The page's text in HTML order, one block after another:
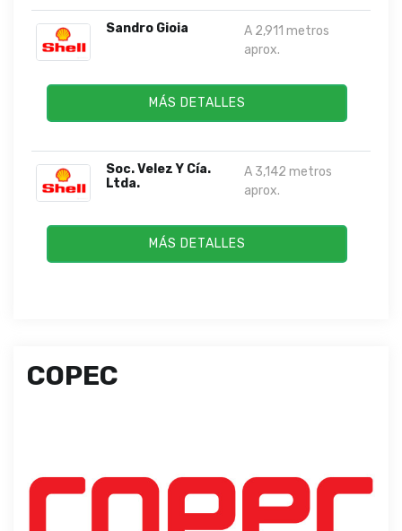
Sandro Gioia
A 2,911 metros
aprox.
MÁS DETALLES
Soc. Velez Y Cía.
Ltda.
A 3,142 metros
aprox.
MÁS DETALLES
COPEC